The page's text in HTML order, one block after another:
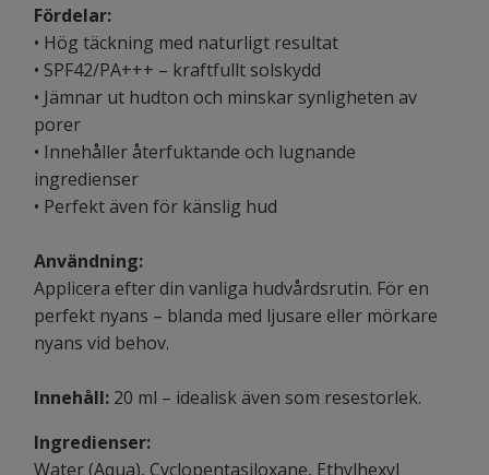
Fördelar:
• Hög täckning med naturligt resultat
• SPF42/PA+++ – kraftfullt solskydd
• Jämnar ut hudton och minskar synligheten av
porer
• Innehåller återfuktande och lugnande
ingredienser
• Perfekt även för känslig hud
Användning:
Applicera efter din vanliga hudvårdsrutin. För en
perfekt nyans – blanda med ljusare eller mörkare
nyans vid behov.
Innehåll: 20 ml – idealisk även som resestorlek.
Ingredienser:
Water (Aqua), Cyclopentasiloxane, Ethylhexyl